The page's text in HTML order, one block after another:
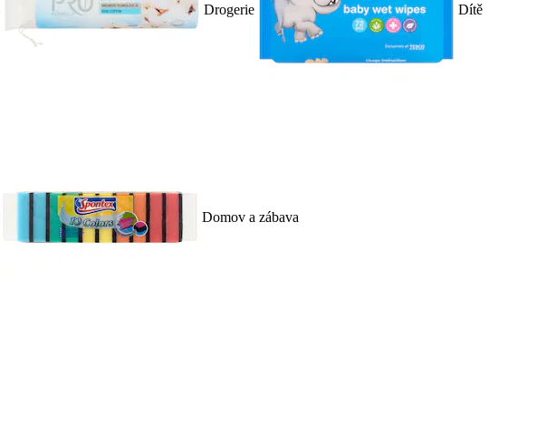
Drogerie Dítě
Domov a zábava